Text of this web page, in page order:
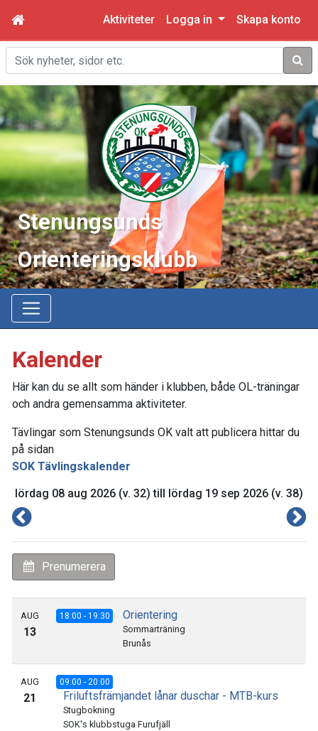
Aktiviteter Logga in Skapa konto
Sök
Stenungsunds
Orienteringsklubb
Kalender
Här kan du se allt som händer i klubben, både OL-träningar
och andra gemensamma aktiviteter.
Tävlingar som Stenungsunds OK valt att publicera hittar du
på sidan
SOK Tävlingskalender
lördag 08 aug 2026 (v. 32) till lördag 19 sep 2026 (v. 38)
Prenumerera
AUG
13
18:00 - 19:30 Orientering
Sommarträning
Brunås
AUG
21
09:00 - 20:00
Friluftsfrämjandet lånar duschar - MTB-kurs
Stugbokning
SOK's klubbstuga Furufjäll